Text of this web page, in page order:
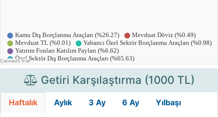
Getiri Karşılaştırma (1000 TL)
Haftalık Aylık 3 Ay 6 Ay Yılbaşı